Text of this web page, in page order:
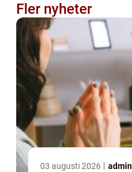
Fler nyheter
03 augusti 2026 admin